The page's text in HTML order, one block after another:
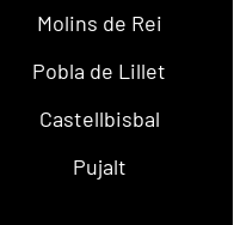
Molins de Rei
Pobla de Lillet
Castellbisbal
Pujalt